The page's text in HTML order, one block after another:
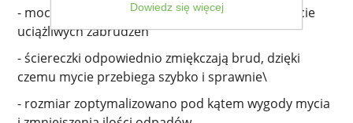
- mocny i wytrzymały materiał umożliwia usunięcie
uciążliwych zabrudzeń
- ściereczki odpowiednio zmiękczają brud, dzięki
czemu mycie przebiega szybko i sprawnie\
- rozmiar zoptymalizowano pod kątem wygody mycia
Dowiedz się więcej